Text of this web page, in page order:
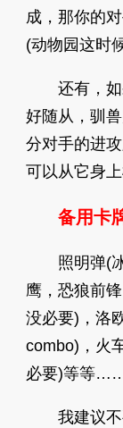
成，那你的
(动物园这时
还有，如
好随从，驯
分对手的进
可以从它身上
备用卡
照明弹(冰
鹰，恐狼前
没必要)，洛
combo)，火
必要)等等
我建议不